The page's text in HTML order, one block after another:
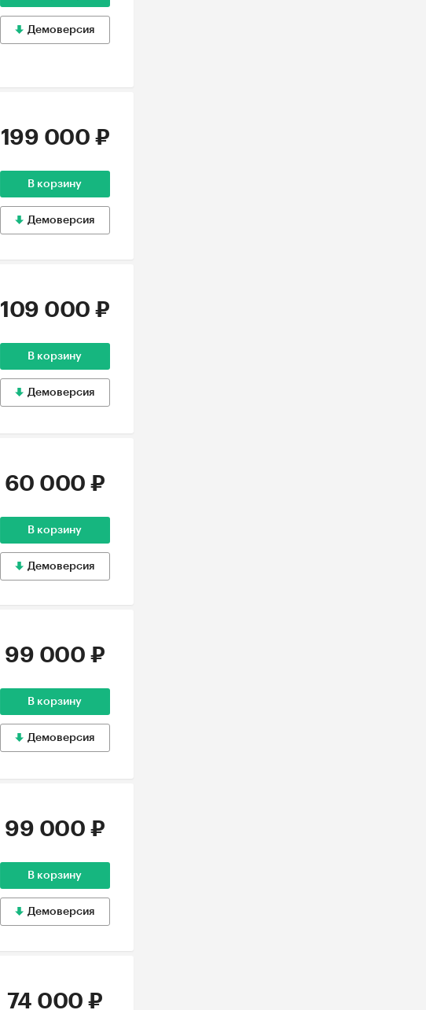
Демоверсия
199 000 ₽
В корзину
Демоверсия
109 000 ₽
В корзину
Демоверсия
60 000 ₽
В корзину
Демоверсия
99 000 ₽
В корзину
Демоверсия
99 000 ₽
В корзину
Демоверсия
74 000 ₽